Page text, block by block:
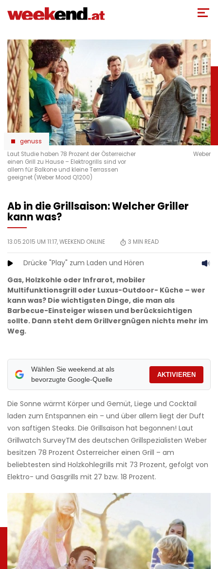
zum
genuss
Laut Studie haben 78 Prozent der Österreicher
einen Grill zu Hause – Elektrogrills sind vor
allem für Balkone und kleine Terrassen
geeignet (Weber Mood Q1200)
Weber
Ab in die Grillsaison: Welcher Griller
kann was?
13.05.2015 UM 11:17,WEEKEND ONLINE 3 MIN READ
Drücke "Play" zum Laden und Hören
Gas, Holzkohle oder Infrarot, mobiler
Multifunktionsgrill oder Luxus-Outdoor- Küche – wer
kann was? Die wichtigsten Dinge, die man als
Barbecue-Einsteiger wissen und berücksichtigen
sollte. Dann steht dem Grillvergnügen nichts mehr im
Weg.
Wählen Sie weekend.at als
bevorzugte Google-Quelle
AKTIVIEREN
Die Sonne wärmt Körper und Gemüt, Liege und Cocktail
laden zum Entspannen ein – und über allem liegt der Duft
von saftigen Steaks. Die Grillsaison hat begonnen! Laut
Grillwatch SurveyTM des deutschen Grillspezialisten Weber
besitzen 78 Prozent Österreicher einen Grill – am
beliebtesten sind Holzkohlegrills mit 73 Prozent, gefolgt von
Elektro- und Gasgrills mit 27 bzw. 18 Prozent.